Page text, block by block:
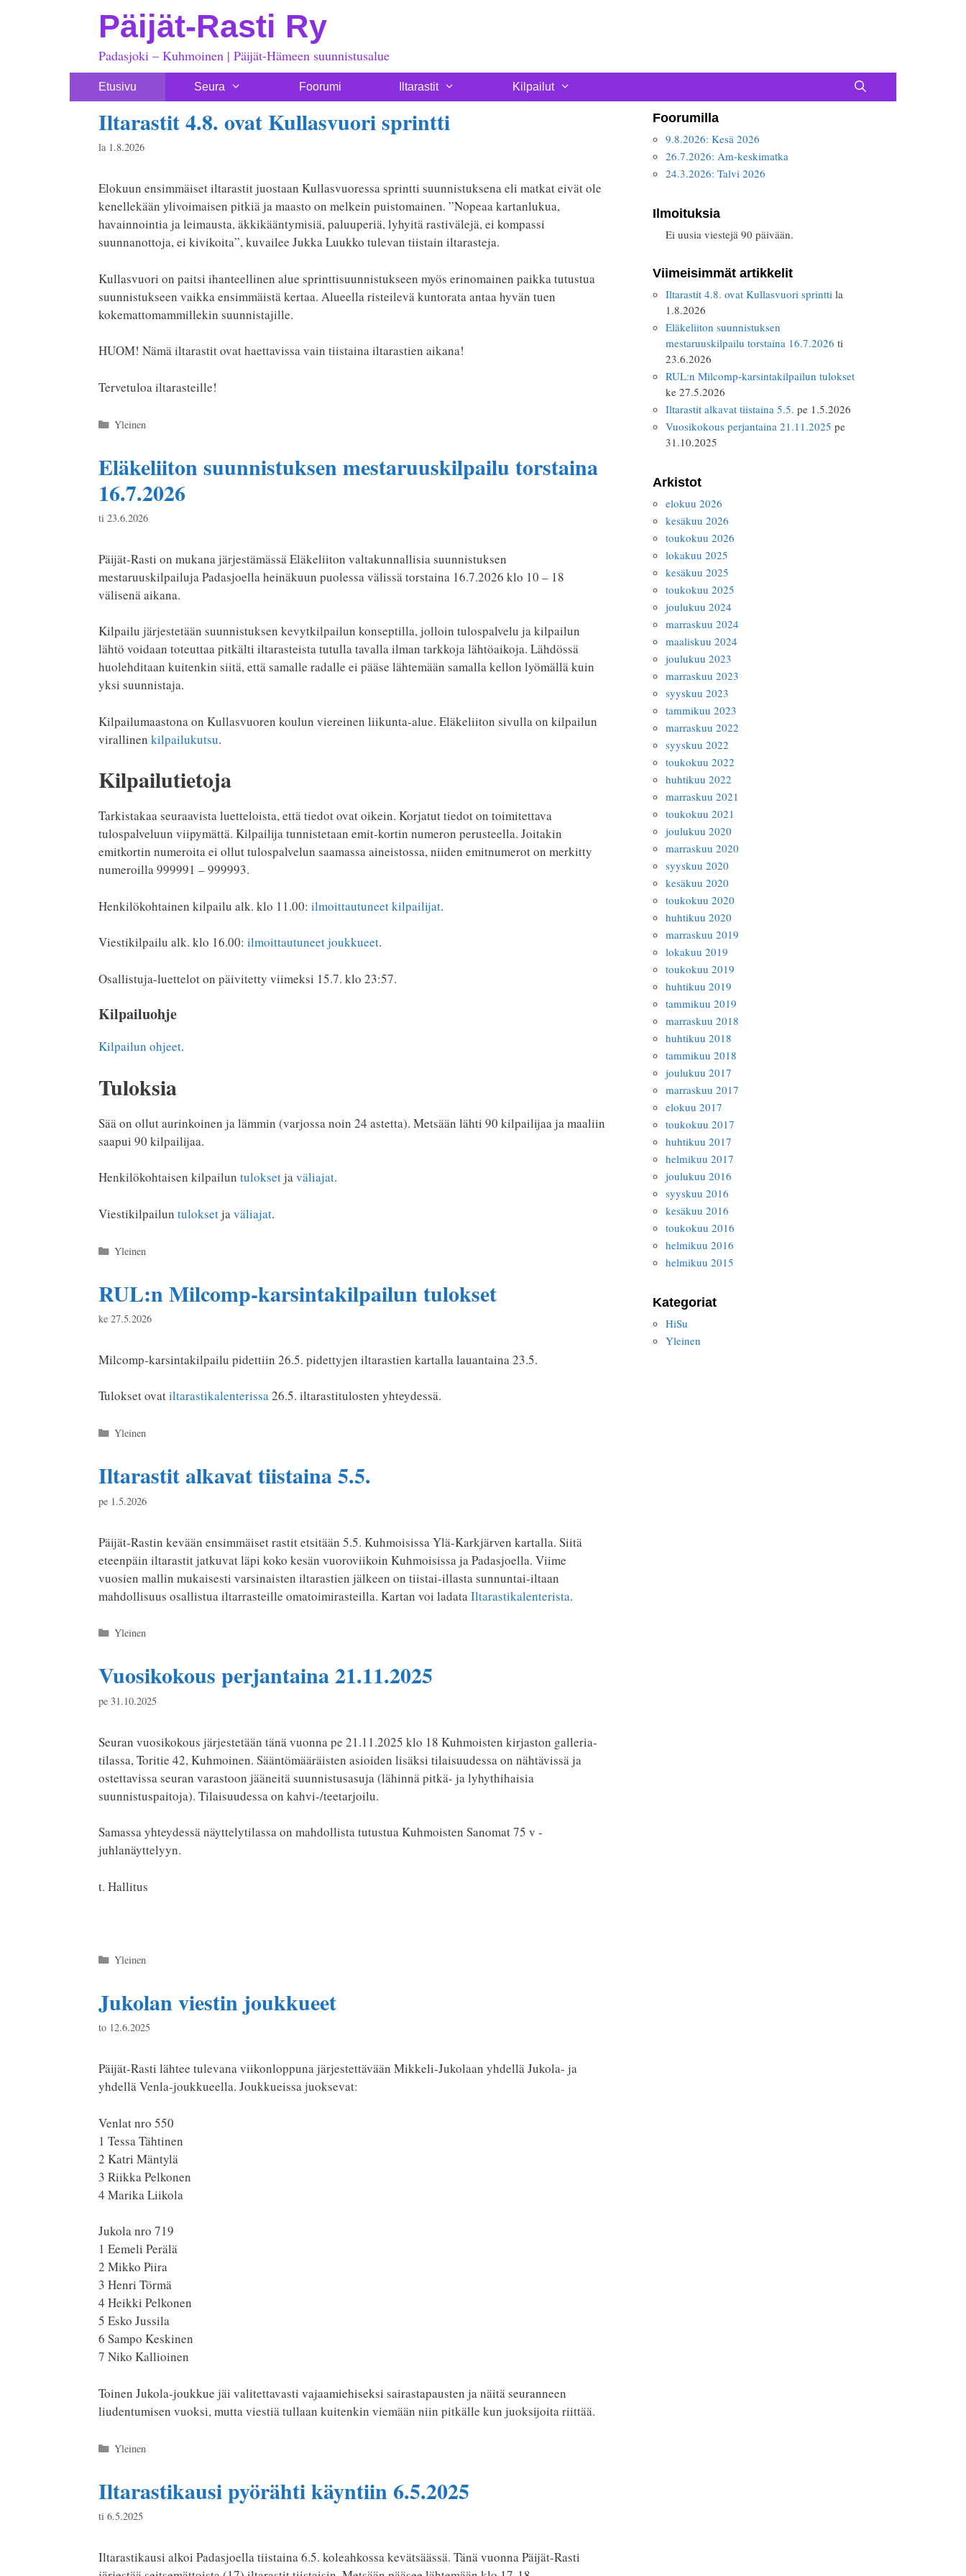
Päijät-Rasti Ry
Padasjoki – Kuhmoinen | Päijät-Hämeen suunnistusalue
Etusivu Seura Foorumi Iltarastit Kilpailut
Iltarastit 4.8. ovat Kullasvuori sprintti
la 1.8.2026
Elokuun ensimmäiset iltarastit juostaan Kullasvuoressa sprintti suunnistuksena eli matkat eivät ole
kenellekään ylivoimaisen pitkiä ja maasto on melkein puistomainen. ”Nopeaa kartanlukua,
havainnointia ja leimausta, äkkikääntymisiä, paluuperiä, lyhyitä rastivälejä, ei kompassi
suunnanottoja, ei kivikoita”, kuvailee Jukka Luukko tulevan tiistain iltarasteja.
Kullasvuori on paitsi ihanteellinen alue sprinttisuunnistukseen myös erinomainen paikka tutustua
suunnistukseen vaikka ensimmäistä kertaa. Alueella risteilevä kuntorata antaa hyvän tuen
kokemattomammillekin suunnistajille.
HUOM! Nämä iltarastit ovat haettavissa vain tiistaina iltarastien aikana!
Tervetuloa iltarasteille!
Kategoriat
Yleinen
Eläkeliiton suunnistuksen mestaruuskilpailu torstaina
16.7.2026
ti 23.6.2026
Päijät-Rasti on mukana järjestämässä Eläkeliiton valtakunnallisia suunnistuksen
mestaruuskilpailuja Padasjoella heinäkuun puolessa välissä torstaina 16.7.2026 klo 10 – 18
välisenä aikana.
Kilpailu järjestetään suunnistuksen kevytkilpailun konseptilla, jolloin tulospalvelu ja kilpailun
lähtö voidaan toteuttaa pitkälti iltarasteista tutulla tavalla ilman tarkkoja lähtöaikoja. Lähdössä
huolehditaan kuitenkin siitä, että samalle radalle ei pääse lähtemään samalla kellon lyömällä kuin
yksi suunnistaja.
Kilpailumaastona on Kullasvuoren koulun viereinen liikunta-alue. Eläkeliiton sivulla on kilpailun
virallinen kilpailukutsu.
Kilpailutietoja
Tarkistakaa seuraavista luetteloista, että tiedot ovat oikein. Korjatut tiedot on toimitettava
tulospalveluun viipymättä. Kilpailija tunnistetaan emit-kortin numeron perusteella. Joitakin
emitkortin numeroita ei ollut tulospalvelun saamassa aineistossa, niiden emitnumerot on merkitty
numeroilla 999991 – 999993.
Henkilökohtainen kilpailu alk. klo 11.00: ilmoittautuneet kilpailijat.
Viestikilpailu alk. klo 16.00: ilmoittautuneet joukkueet.
Osallistuja-luettelot on päivitetty viimeksi 15.7. klo 23:57.
Kilpailuohje
Kilpailun ohjeet.
Tuloksia
Sää on ollut aurinkoinen ja lämmin (varjossa noin 24 astetta). Metsään lähti 90 kilpailijaa ja maaliin
saapui 90 kilpailijaa.
Henkilökohtaisen kilpailun tulokset javäliajat.
Viestikilpailun tulokset javäliajat.
Kategoriat
Yleinen
RUL:n Milcomp-karsintakilpailun tulokset
ke 27.5.2026
Milcomp-karsintakilpailu pidettiin 26.5. pidettyjen iltarastien kartalla lauantaina 23.5.
Tulokset ovatiltarastikalenterissa26.5. iltarastitulosten yhteydessä.
Kategoriat
Yleinen
Iltarastit alkavat tiistaina 5.5.
pe 1.5.2026
Päijät-Rastin kevään ensimmäiset rastit etsitään 5.5. Kuhmoisissa Ylä-Karkjärven kartalla. Siitä
eteenpäin iltarastit jatkuvat läpi koko kesän vuoroviikoin Kuhmoisissa ja Padasjoella. Viime
vuosien mallin mukaisesti varsinaisten iltarastien jälkeen on tiistai-illasta sunnuntai-iltaan
mahdollisuus osallistua iltarrasteille omatoimirasteilla. Kartan voi ladata Iltarastikalenterista.
Kategoriat
Yleinen
Vuosikokous perjantaina 21.11.2025
pe 31.10.2025
Seuran vuosikokous järjestetään tänä vuonna pe 21.11.2025 klo 18 Kuhmoisten kirjaston galleria-
tilassa, Toritie 42, Kuhmoinen. Sääntömääräisten asioiden lisäksi tilaisuudessa on nähtävissä ja
ostettavissa seuran varastoon jääneitä suunnistusasuja (lähinnä pitkä- ja lyhythihaisia
suunnistuspaitoja). Tilaisuudessa on kahvi-/teetarjoilu.
Samassa yhteydessä näyttelytilassa on mahdollista tutustua Kuhmoisten Sanomat 75 v -
juhlanäyttelyyn.
t. Hallitus
Kategoriat
Yleinen
Jukolan viestin joukkueet
to 12.6.2025
Päijät-Rasti lähtee tulevana viikonloppuna järjestettävään Mikkeli-Jukolaan yhdellä Jukola- ja
yhdellä Venla-joukkueella. Joukkueissa juoksevat:
Venlat nro 550
1 Tessa Tähtinen
2 Katri Mäntylä
3 Riikka Pelkonen
4 Marika Liikola
Jukola nro 719
1 Eemeli Perälä
2 Mikko Piira
3 Henri Törmä
4 Heikki Pelkonen
5 Esko Jussila
6 Sampo Keskinen
7 Niko Kallioinen
Toinen Jukola-joukkue jäi valitettavasti vajaamiehiseksi sairastapausten ja näitä seuranneen
liudentumisen vuoksi, mutta viestiä tullaan kuitenkin viemään niin pitkälle kun juoksijoita riittää.
Kategoriat
Yleinen
Iltarastikausi pyörähti käyntiin 6.5.2025
ti 6.5.2025
Iltarastikausi alkoi Padasjoella tiistaina 6.5. koleahkossa kevätsäässä. Tänä vuonna Päijät-Rasti
Foorumilla
9.8.2026: Kesä 2026
26.7.2026: Am-keskimatka
24.3.2026: Talvi 2026
Ilmoituksia
Ei uusia viestejä 90 päivään.
Viimeisimmät artikkelit
Iltarastit 4.8. ovat Kullasvuori sprintti la
1.8.2026
Eläkeliiton suunnistuksen
mestaruuskilpailu torstaina 16.7.2026 ti
23.6.2026
RUL:n Milcomp-karsintakilpailun tulokset
ke 27.5.2026
Iltarastit alkavat tiistaina 5.5. pe 1.5.2026
Vuosikokous perjantaina 21.11.2025 pe
31.10.2025
Arkistot
elokuu 2026
kesäkuu 2026
toukokuu 2026
lokakuu 2025
kesäkuu 2025
toukokuu 2025
joulukuu 2024
marraskuu 2024
maaliskuu 2024
joulukuu 2023
marraskuu 2023
syyskuu 2023
tammikuu 2023
marraskuu 2022
syyskuu 2022
toukokuu 2022
huhtikuu 2022
marraskuu 2021
toukokuu 2021
joulukuu 2020
marraskuu 2020
syyskuu 2020
kesäkuu 2020
toukokuu 2020
huhtikuu 2020
marraskuu 2019
lokakuu 2019
toukokuu 2019
huhtikuu 2019
tammikuu 2019
marraskuu 2018
huhtikuu 2018
tammikuu 2018
joulukuu 2017
marraskuu 2017
elokuu 2017
toukokuu 2017
huhtikuu 2017
helmikuu 2017
joulukuu 2016
syyskuu 2016
kesäkuu 2016
toukokuu 2016
helmikuu 2016
helmikuu 2015
Kategoriat
HiSu
Yleinen